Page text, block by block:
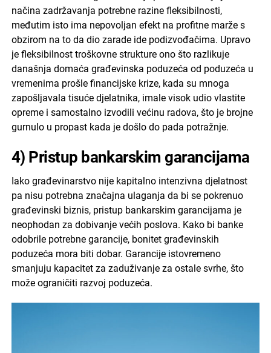
načina zadržavanja potrebne razine fleksibilnosti,
međutim isto ima nepovoljan efekt na profitne marže s
obzirom na to da dio zarade ide podizvođačima. Upravo
je fleksibilnost troškovne strukture ono što razlikuje
današnja domaća građevinska poduzeća od poduzeća u
vremenima prošle financijske krize, kada su mnoga
zapošljavala tisuće djelatnika, imale visok udio vlastite
opreme i samostalno izvodili većinu radova, što je brojne
gurnulo u propast kada je došlo do pada potražnje.
4) Pristup bankarskim garancijama
Iako građevinarstvo nije kapitalno intenzivna djelatnost
pa nisu potrebna značajna ulaganja da bi se pokrenuo
građevinski biznis, pristup bankarskim garancijama je
neophodan za dobivanje većih poslova. Kako bi banke
odobrile potrebne garancije, bonitet građevinskih
poduzeća mora biti dobar. Garancije istovremeno
smanjuju kapacitet za zaduživanje za ostale svrhe, što
može ograničiti razvoj poduzeća.